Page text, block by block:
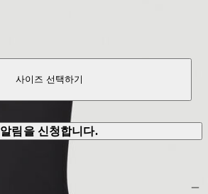
사이즈 선택하기
알림을 신청합니다.